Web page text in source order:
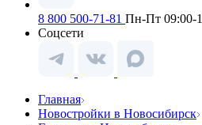
8 800 500-71-81 Пн-Пт 09:00-
Соцсети
Главная
Новостройки в Новосибирск